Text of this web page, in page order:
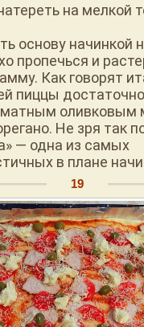
на мелкой
основу начинкой
пропечься и
Как говорят
пиццы
оливковым
Не зря так
— одна из самых
в плане